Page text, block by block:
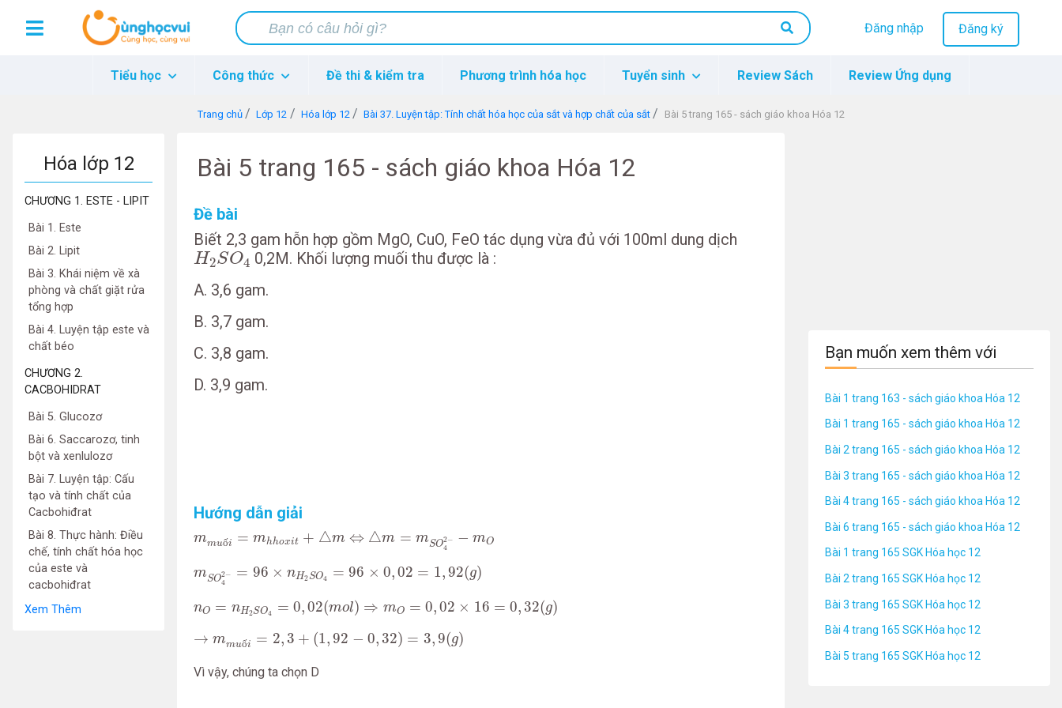
Đăng nhập Đăng ký
Tiểu học Công thức Đề thi & kiểm tra Phương trình hóa học Tuyển sinh Review Sách Review Ứng dụng
Trang chủ Lớp 12 Hóa lớp 12 Bài 37. Luyện tập: Tính chất hóa học của sắt và hợp chất của sắt Bài 5 trang 165 - sách giáo khoa Hóa 12
Hóa lớp 12
CHƯƠNG 1. ESTE - LIPIT
Bài 1. Este
Bài 2. Lipit
Bài 3. Khái niệm về xà
phòng và chất giặt rửa
tổng hợp
Bài 4. Luyện tập este và
chất béo
CHƯƠNG 2.
CACBOHIDRAT
Bài 5. Glucozơ
Bài 6. Saccarozơ, tinh
bột và xenlulozơ
Bài 7. Luyện tập: Cấu
tạo và tính chất của
Cacbohiđrat
Bài 8. Thực hành: Điều
chế, tính chất hóa học
của este và
cacbohiđrat
Xem Thêm
Bài 5 trang 165 - sách giáo khoa Hóa 12
Đề bài
Biết 2,3 gam hỗn hợp gồm MgO, CuO, FeO tác dụng vừa đủ với 100ml dung dịch
H2SO4
H2SO4 0,2M. Khối lượng muối thu được là :
A. 3,6 gam.
B. 3,7 gam.
C. 3,8 gam.
D. 3,9 gam.
Hướng dẫn giải
mmuối = mhhoxit + △m ⇔ △m = mSO2−
4
− mO
m mh △ m ⇔ △ m = mS 42
mSO2−
4
= 96 × nH2SO4 = 96 × 0,02 = 1,92(g)
=96 × 96 × 0 ,02=1 92 g)
nO = nH2SO4 = 0,02(mol) ⇒ mO = 0,02 × 16 = 0, 32(g)
,02(m ⇒ O ×16=0 32 (g
→ mmuối = 2, 3 + (1,92 − 0, 32) = 3,9(g)
→ 3 +( 1 92 0,32 = 3,9(
Vì vậy, chúng ta chọn D
Bạn muốn xem thêm với
Bài 1 trang 163 - sách giáo khoa Hóa 12
Bài 1 trang 165 - sách giáo khoa Hóa 12
Bài 2 trang 165 - sách giáo khoa Hóa 12
Bài 3 trang 165 - sách giáo khoa Hóa 12
Bài 4 trang 165 - sách giáo khoa Hóa 12
Bài 6 trang 165 - sách giáo khoa Hóa 12
Bài 1 trang 165 SGK Hóa học 12
Bài 2 trang 165 SGK Hóa học 12
Bài 3 trang 165 SGK Hóa học 12
Bài 4 trang 165 SGK Hóa học 12
Bài 5 trang 165 SGK Hóa học 12